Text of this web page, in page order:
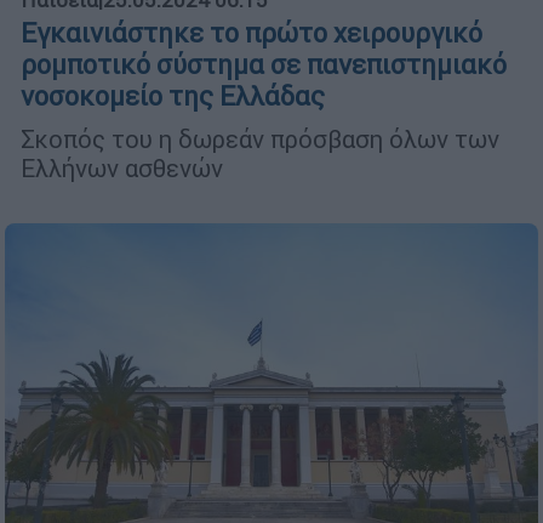
Εγκαινιάστηκε το πρώτο χειρουργικό
ρομποτικό σύστημα σε πανεπιστημιακό
νοσοκομείο της Ελλάδας
Σκοπός του η δωρεάν πρόσβαση όλων των
Ελλήνων ασθενών